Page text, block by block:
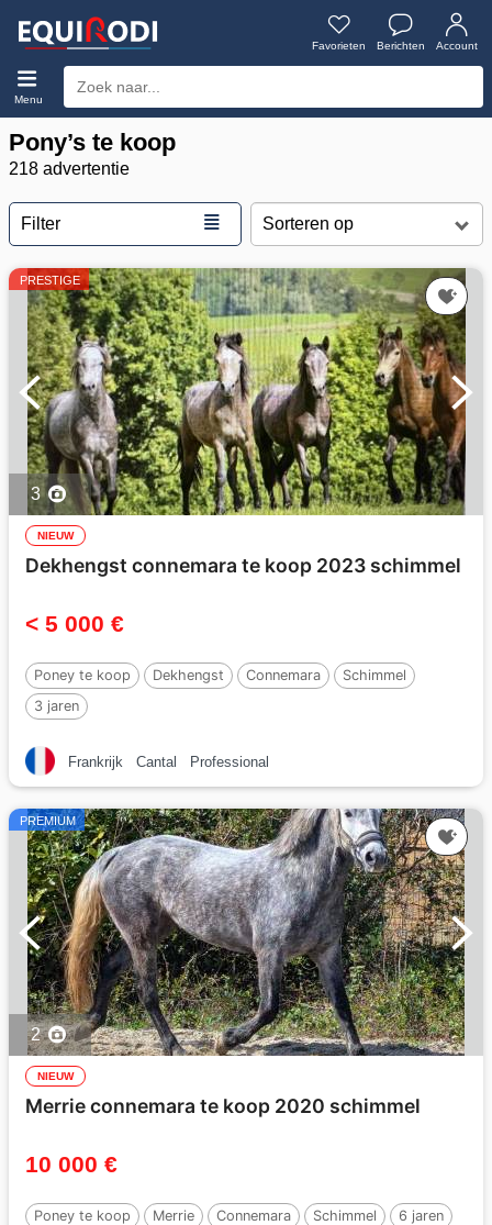
Favorieten Berichten Account
Menu
Pony’s te koop
218 advertentie
Filter ≣
PRESTIGE
3
NIEUW
Dekhengst connemara te koop 2023 schimmel
< 5 000 €
Poney te koop Dekhengst Connemara
Schimmel
3 jaren
Frankrijk Cantal Professional
PREMIUM
2
NIEUW
Merrie connemara te koop 2020 schimmel
10 000 €
Poney te koop Merrie Connemara Schimmel
6 jaren